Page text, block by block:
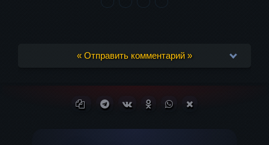
« Отправить комментарий »
Ваш адрес email не будет опубликован.
Копировать ссылку
Поделиться в Telegram
Поделиться ВКонтакте
Поделиться в
Поделиться в